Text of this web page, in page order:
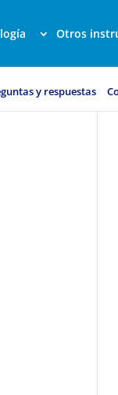
Otros
y respuestas